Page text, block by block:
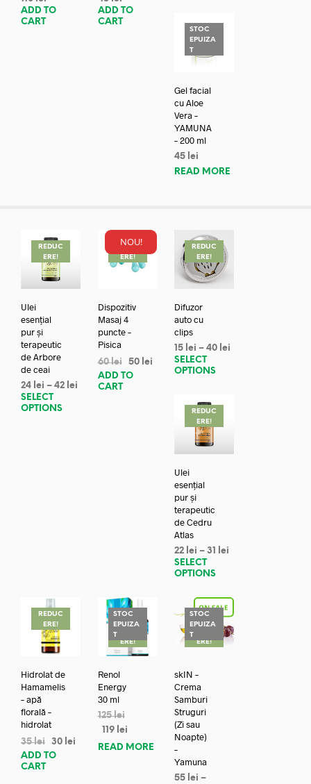
ADD TO
CART
ADD TO
CART
STOC
EPUIZA
T
Gel facial
cu Aloe
Vera –
YAMUNA
– 200 ml
45 lei
READ MORE
REDUC
ERE!
Ulei
esențial
pur și
terapeutic
de Arbore
de ceai
24 lei – 42 lei
SELECT
OPTIONS
NOU!
REDUC
ERE!
Dispozitiv
Masaj 4
puncte –
Pisica
60lei 50 lei
ADD TO
CART
REDUC
ERE!
Difuzor
auto cu
clips
15 lei –40 lei
SELECT
OPTIONS
REDUC
ERE!
Ulei
esențial
pur și
terapeutic
de Cedru
Atlas
22 lei –31
lei
SELECT
OPTIONS
REDUC
ERE!
Hidrolat de
Hamamelis
– apă
florală –
hidrolat
35lei 30 lei
ADD TO
CART
STOC
EPUIZA
TREDUC
ERE!
Renol
Energy
30 ml
125lei
119 lei
READ MORE
STOC
EPUIZA
TREDUC
ERE!
skIN –
Crema
Samburi
Struguri
(Zi sau
Noapte)
–
Yamuna
55 lei –